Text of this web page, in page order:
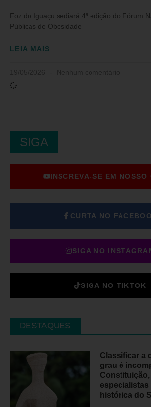
Foz do Iguaçu sediará 4ª edição do Fórum
Públicas de Obesidade
LEIA MAIS
SIGA
INSCREVA-SE EM NOSSO
CURTA NO
SIGA NO
SIGA NO TIKTOK
DESTAQUES
Classificar a
grau é
Constituição,
especialistas
histórica do